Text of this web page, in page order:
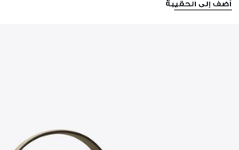
أضف إلى الحقيبة